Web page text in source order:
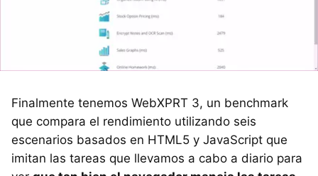
Finalmente tenemos WebXPRT 3, un benchmark
que compara el rendimiento utilizando seis
escenarios basados en HTML5 y JavaScript que
imitan las tareas que llevamos a cabo a diario para